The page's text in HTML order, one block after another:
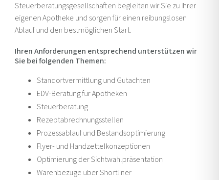
Steuerberatungsgesellschaften begleiten wir Sie zu Ihrer
eigenen Apotheke und sorgen für einen reibungslosen
Ablauf und den bestmöglichen Start.
Ihren Anforderungen entsprechend unterstützen wir
Sie bei folgenden Themen:
Standortvermittlung und Gutachten
EDV-Beratung für Apotheken
Steuerberatung
Rezeptabrechnungsstellen
Prozessablauf und Bestandsoptimierung
Flyer- und Handzettelkonzeptionen
Optimierung der Sichtwahlpräsentation
Warenbezüge über Shortliner